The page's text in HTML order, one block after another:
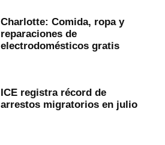
Charlotte: Comida, ropa y
reparaciones de
electrodomésticos gratis
ICE registra récord de
arrestos migratorios en julio